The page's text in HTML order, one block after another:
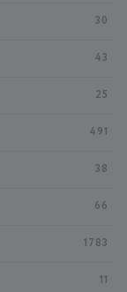
30
43
25
491
38
66
1783
11